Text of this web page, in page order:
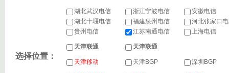
选择位置：
湖北武汉电信 浙江宁波电信
安徽电信
湖北十堰电信
福建泉州电信
河北张家口
贵州电信
江苏南通电信 上海电信
天津联通 天津联通
天津移动 天津BGP 深圳BGP